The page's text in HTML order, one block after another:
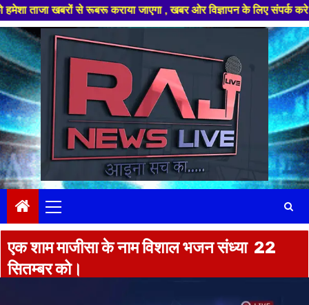
से रूबरू कराया जाएगा , खबर ओर विज्ञापन के लिए संपर्क करे +91
Skip
to
content
Menu
एक शाम माजीसा के नाम विशाल भजन संध्या 22
सितम्बर को।